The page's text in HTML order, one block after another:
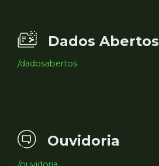
Dados Abertos
/dadosabertos
Ouvidoria